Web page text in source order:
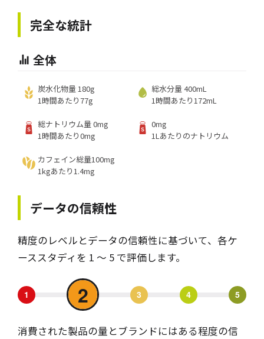
完全な統計
全体
炭水化物量 180g
1時間あたり77g
総水分量 400mL
1時間あたり172mL
総ナトリウム量 0mg
1時間あたり0mg
0mg
1Lあたりのナトリウム
カフェイン総量100mg
1kgあたり1.4mg
データの信頼性
精度のレベルとデータの信頼性に基づいて、各ケ
ーススタディを 1 ～ 5 で評価します。
1 2 3 4 5
消費された製品の量とブランドにはある程度の信